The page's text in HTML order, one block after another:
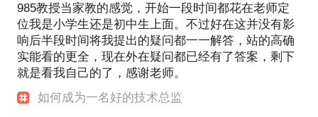
985教授当家教的感觉，开始一段时间都花在老师定
位我是小学生还是初中生上面。不过好在这并没有影
响后半段时间将我提出的疑问都一一解答，站的高确
实能看的更全，现在外在疑问都已经有了答案，剩下
就是看我自己的了，感谢老师。
如何成为一名好的技术总监